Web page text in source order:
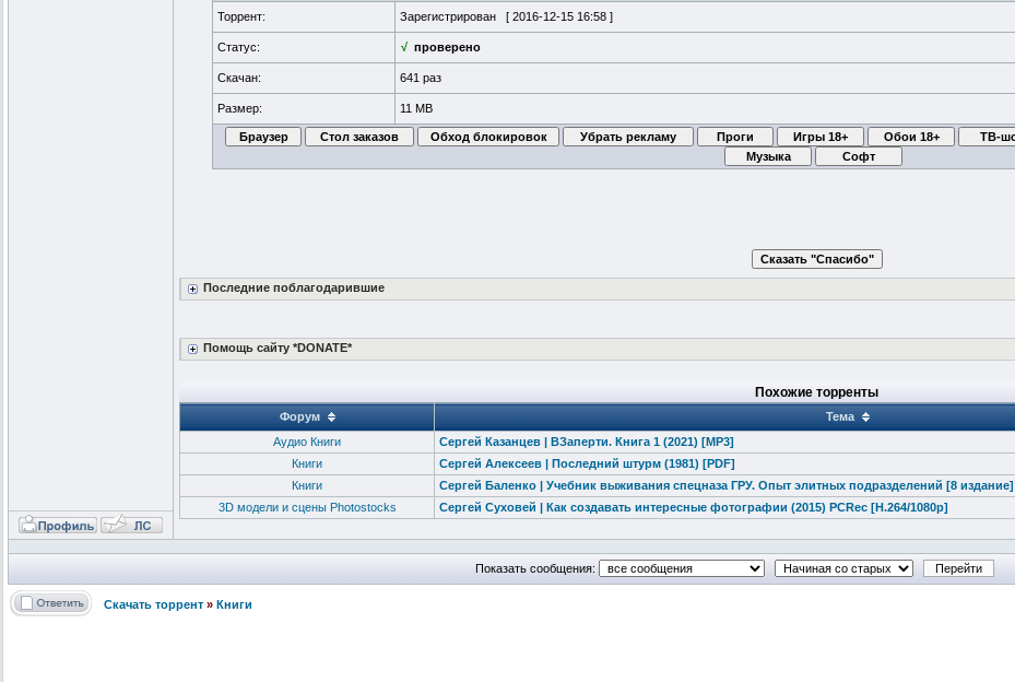
Торрент:
Зарегистрирован [ 2016-12-15 16:58]
Статус: √ проверено
Скачан: 641 раз
Размер: 11 MB
Последние поблагодарившие
Помощь сайту *DONATE*
Похожие торренты
Форум Тема
Аудио Книги
Сергей Казанцев | ВЗаперти. Книга 1 (2021) [MP3]
Книги Сергей Алексеев | Последний штурм (1981) [PDF]
Книги Сергей Баленко | Учебник выживания спецназа ГРУ. Опыт элитных подразделений [8 издание]
3D модели и сцены Photostoсks Сергей Суховей | Как создавать интересные фотографии (2015) PCRec [H.264/1080p]
Показать сообщения:
Скачать торрент » Книги